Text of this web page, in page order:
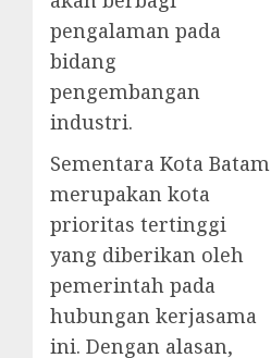
pengalaman pada
bidang
pengembangan
industri.
Sementara Kota Batam
merupakan kota
prioritas tertinggi
yang diberikan oleh
pemerintah pada
hubungan kerjasama
ini. Dengan alasan,